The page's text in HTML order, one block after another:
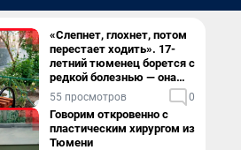
«Слепнет, глохнет, потом
перестает ходить». 17-
летний тюменец борется с
редкой болезнью — она
разрушает мозг
55 просмотров 0
Говорим откровенно с
пластическим хирургом из
Тюмени